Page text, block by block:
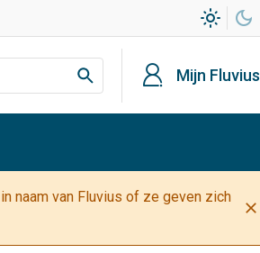
light_mode dark_mode
profiel Mijn Fluvius
naam van Fluvius of ze geven zich
close